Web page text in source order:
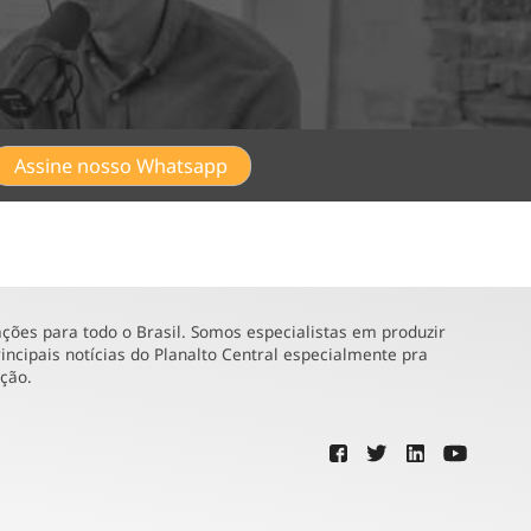
Assine nosso Whatsapp
para todo o Brasil. Somos especialistas em produzir
notícias do Planalto Central especialmente pra